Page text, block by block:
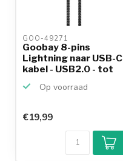
GOO-49271
Goobay 8-pins
Lightning naar USB-C
kabel - USB2.0 - tot
Op voorraad
€19,99